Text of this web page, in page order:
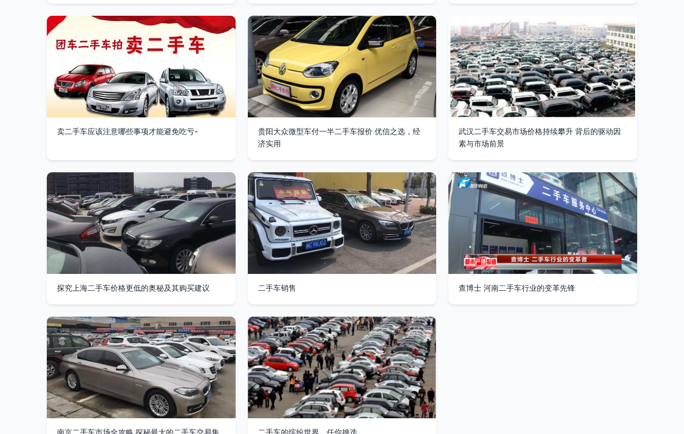
卖二手车应该注意哪些事项才能避免吃亏-
贵阳大众微型车付一半二手车报价 优信之选，经
济实用
武汉二手车交易市场价格持续攀升 背后的驱动因
素与市场前景
探究上海二手车价格更低的奥秘及其购买建议 二手车销售 查博士 河南二手车行业的变革先锋